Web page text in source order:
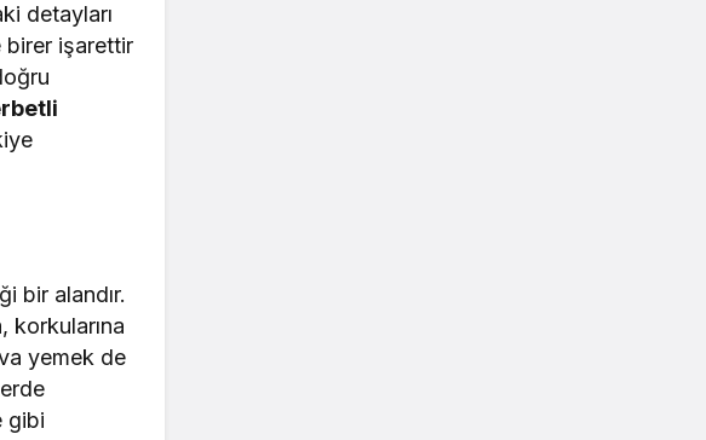
detayları
birer işarettir
bir alandır.
korkularına
yemek de
gibi